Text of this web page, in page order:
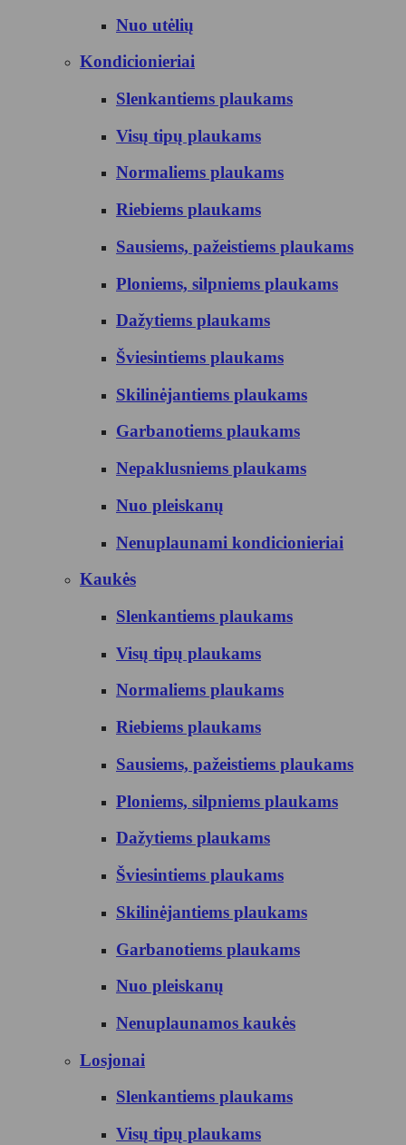
Nuo utėlių
Kondicionieriai
Slenkantiems plaukams
Visų tipų plaukams
Normaliems plaukams
Riebiems plaukams
Sausiems, pažeistiems plaukams
Ploniems, silpniems plaukams
Dažytiems plaukams
Šviesintiems plaukams
Skilinėjantiems plaukams
Garbanotiems plaukams
Nepaklusniems plaukams
Nuo pleiskanų
Nenuplaunami kondicionieriai
Kaukės
Slenkantiems plaukams
Visų tipų plaukams
Normaliems plaukams
Riebiems plaukams
Sausiems, pažeistiems plaukams
Ploniems, silpniems plaukams
Dažytiems plaukams
Šviesintiems plaukams
Skilinėjantiems plaukams
Garbanotiems plaukams
Nuo pleiskanų
Nenuplaunamos kaukės
Losjonai
Slenkantiems plaukams
Visų tipų plaukams